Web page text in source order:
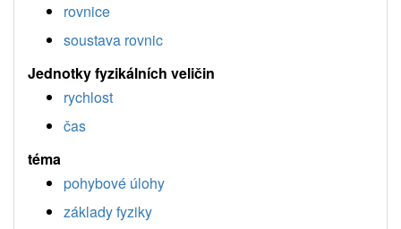
rovnice
soustava rovnic
Jednotky fyzikálních veličin
rychlost
čas
téma
pohybové úlohy
základy fyziky